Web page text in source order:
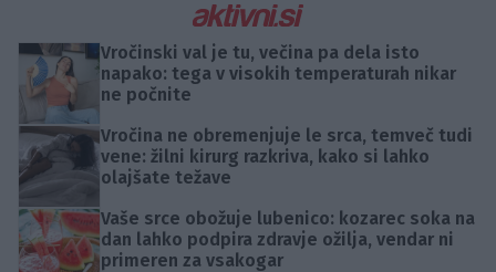
Vročinski val je tu, večina pa dela isto
napako: tega v visokih temperaturah nikar
ne počnite
Vročina ne obremenjuje le srca, temveč tudi
vene: žilni kirurg razkriva, kako si lahko
olajšate težave
Vaše srce obožuje lubenico: kozarec soka na
dan lahko podpira zdravje ožilja, vendar ni
primeren za vsakogar